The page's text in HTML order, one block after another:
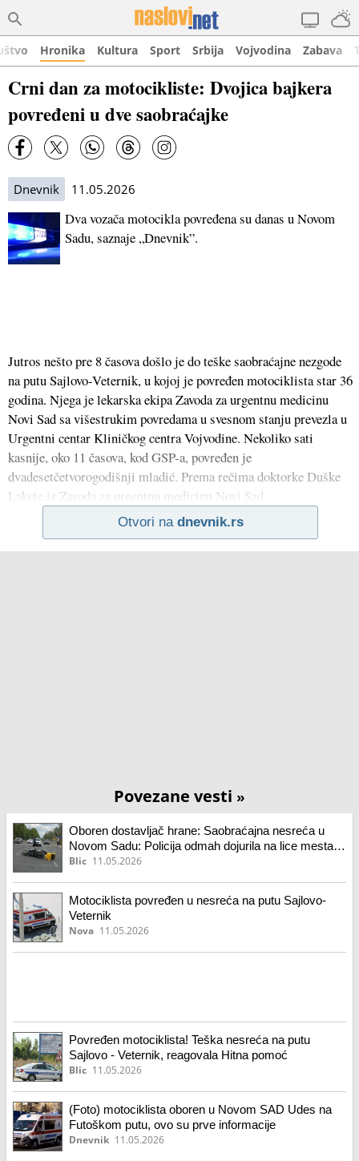
Hronika Kultura Sport Srbija Vojvodina Zabava
Crni dan za motocikliste: Dvojica bajkera
povređeni u dve saobraćajke
Dnevnik 11.05.2026
Dva vozača motocikla povređena su danas u Novom
Sadu, saznaje „Dnevnik”.
Jutros nešto pre 8 časova došlo je do teške saobraćajne nezgode
na putu Sajlovo-Veternik, u kojoj je povređen motociklista star 36
godina. Njega je lekarska ekipa Zavoda za urgentnu medicinu
Novi Sad sa višestrukim povredama u svesnom stanju prevezla u
Urgentni centar Kliničkog centra Vojvodine. Nekoliko sati
kasnije, oko 11 časova, kod GSP-a, povređen je
dvadesetčetvorogodišnji mladić. Prema rečima doktorke Duške
Lakete iz Zavoda za urgentnu medicinu Novi Sad
Otvori na dnevnik.rs
Povezane vesti »
Oboren dostavljač hrane: Saobraćajna nesreća u
Novom Sadu: Policija odmah dojurila na lice mesta
(foto)
Blic 11.05.2026
Motociklista povređen u nesreća na putu Sajlovo-
Veternik
Nova 11.05.2026
Povređen motociklista! Teška nesreća na putu
Sajlovo - Veternik, reagovala Hitna pomoć
Blic 11.05.2026
(Foto) motociklista oboren u Novom SAD Udes na
Futoškom putu, ovo su prve informacije
Dnevnik 11.05.2026